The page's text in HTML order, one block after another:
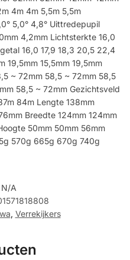
4m 4m 5,5m 5,5m
5,0° 4,8° Uittredepupil
4,2mm Lichtsterkte 16,0
16,0 17,9 18,3 20,5 22,4
19,5mm 15,5mm 19,5mm
~ 72mm 58,5 ~ 72mm 58,5
58,5 ~ 72mm Gezichtsveld
84m Lengte 138mm
Breedte 124mm 124mm
50mm 50mm 56mm
570g 665g 670g 740g
N/A
, Verrekijkers